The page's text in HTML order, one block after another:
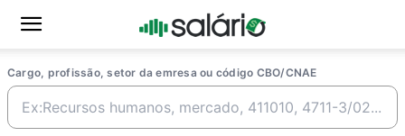
Cargo, profissão, setor da emresa ou código CBO/CNAE